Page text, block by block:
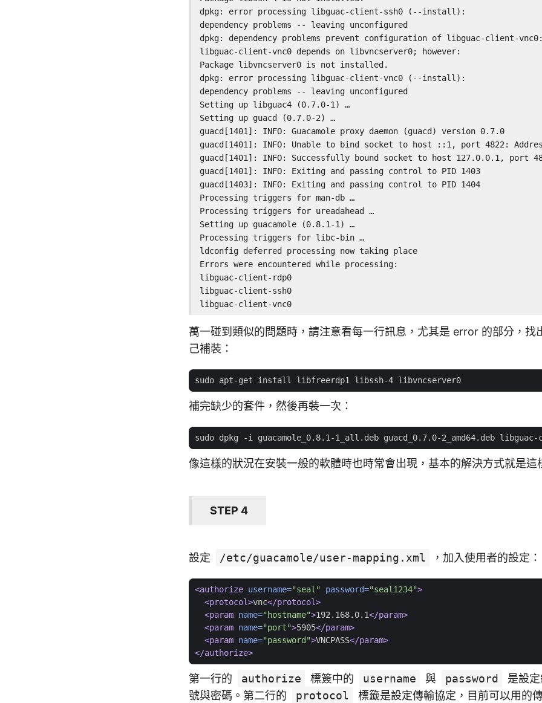
dpkg: error processing libguac-client-ssh0 (--install):
dependency problems -- leaving unconfigured
dpkg: dependency problems prevent configuration of libguac-client-vnc0:
libguac-client-vnc0 depends on libvncserver0; however:
Package libvncserver0 is not installed.
dpkg: error processing libguac-client-vnc0 (--install):
dependency problems -- leaving unconfigured
Setting up libguac4 (0.7.0-1) …
Setting up guacd (0.7.0-2) …
guacd[1401]: INFO: Guacamole proxy daemon (guacd) version 0.7.0
guacd[1401]: INFO: Unable to bind socket to host ::1, port 4822:
guacd[1401]: INFO: Successfully bound socket to host 127.0.0.1, port
guacd[1401]: INFO: Exiting and passing control to PID 1403
guacd[1403]: INFO: Exiting and passing control to PID 1404
Processing triggers for man-db …
Processing triggers for ureadahead …
Setting up guacamole (0.8.1-1) …
Processing triggers for libc-bin …
ldconfig deferred processing now taking place
Errors were encountered while processing:
libguac-client-rdp0
libguac-client-ssh0
libguac-client-vnc0
萬一碰到類似的問題時，請注意看每一行訊息，尤其是 error 的部分，找
己補裝：
補完缺少的套件，然後再裝一次：
像這樣的狀況在安裝一般的軟體時也時常會出現，基本的解決方式就是這
STEP 4
設定 /etc/guacamole/user-mapping.xml ，加入使用者的設定：
<authorize username="seal" password="seal1234">
<protocol>vnc</protocol>
<param name="hostname">192.168.0.1</param>
<param name="port">5905</param>
<param name="password">VNCPASS</param>
</authorize>
第一行的 authorize 標簽中的 username 與 password
是設
號與密碼。第二行的
protocol 標籤是設定傳輸協定，目前可以用的